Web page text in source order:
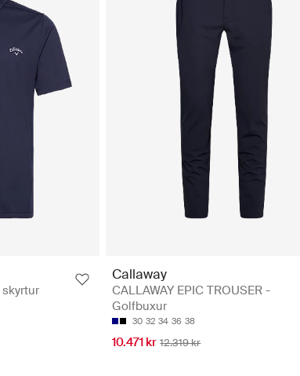
Callaway
CALLAWAY EPIC TROUSER -
Golfbuxur
30 32 34 36 38
10.471 kr 12.319 kr